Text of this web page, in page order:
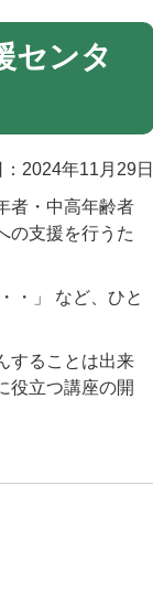
センタ
2024年11月29日
者・中高年齢者
の支援を行うた
・」 など、ひと
することは出来
役立つ講座の開